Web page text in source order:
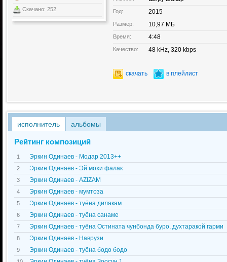
Скачано: 252 Год: 2015
Размер: 10,97 МБ
Время: 4:48
Качество: 48 kHz, 320 kbps
скачать в плейлист
исполнитель альбомы
Рейтинг композиций
1 Эркин Одинаев - Модар 2013++
2 Эркин Одинаев - Эй мохи фалак
3 Эркин Одинаев - AZIZAM
4 Эркин Одинаев - мумтоза
5 Эркин Одинаев - туёна дилакам
6 Эркин Одинаев - туёна санаме
7 Эркин Одинаев - туёна Остината чунбонда буро, духтаракой гарми
8 Эркин Одинаев - Наврузи
9 Эркин Одинаев - туёна бодо бодо